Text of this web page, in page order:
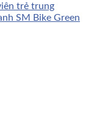
trẻ trung
SM Bike Green